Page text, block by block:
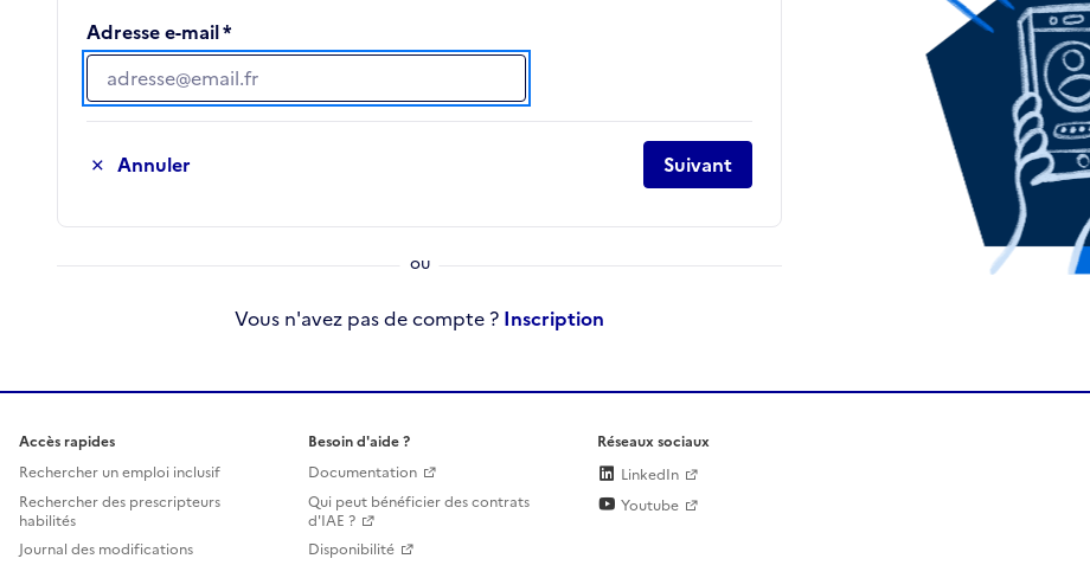
Adresse e-mail
Adresse e-mail
Annuler Suivant
Vous n'avez pas de compte ? Inscription
Accès rapides
Rechercher un emploi inclusif
Rechercher des prescripteurs
habilités
Journal des modifications
Besoin d'aide ?
Documentation
Qui peut bénéficier des contrats
d'IAE ?
Disponibilité
Réseaux sociaux
LinkedIn
Youtube